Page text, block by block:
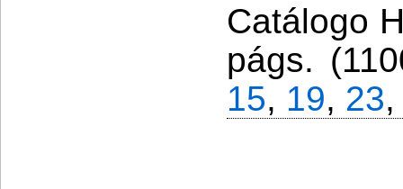
Catálogo
págs.
15, 19, 23